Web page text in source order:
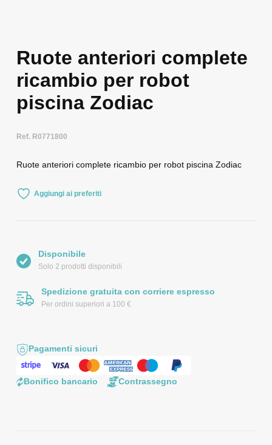
Ruote anteriori complete
ricambio per robot
piscina Zodiac
Ref. R0771800
Ruote anteriori complete ricambio per robot piscina Zodiac
Aggiungi ai preferiti
Disponibile
Solo 2 prodotti disponibili
Spedizione gratuita con corriere espresso
Per ordini superiori a 100 €
Pagamenti sicuri
Bonifico bancario Contrassegno